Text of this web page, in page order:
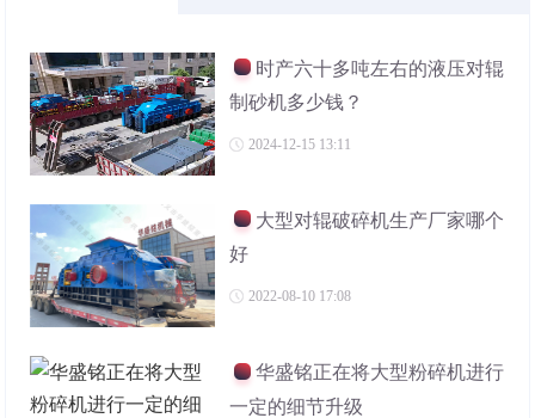
时产六十多吨左右的液压对辊
制砂机多少钱？
2024-12-15 13:11
大型对辊破碎机生产厂家哪个
好
2022-08-10 17:08
华盛铭正在将大型粉碎机进行
一定的细节升级